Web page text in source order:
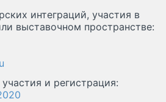
интеграций, участия в
выставочном пространстве:
и регистрация: